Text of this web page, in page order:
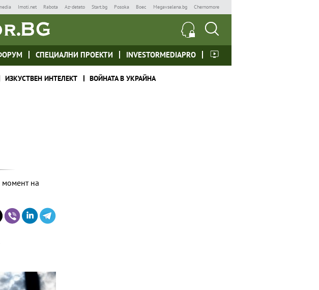
Imoti.net Rabota Az-deteto Start.bg Posoka Boec Megavselena.bg Chernomore
СПЕЦИАЛНИ ПРОЕКТИ INVESTORMEDIAPRO
ИЗКУСТВЕН ИНТЕЛЕКТ ВОЙНАТА В УКРАЙНА
момент на